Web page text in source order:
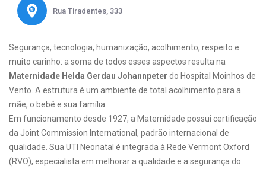
Rua Tiradentes, 333
Segurança, tecnologia, humanização, acolhimento, respeito e
muito carinho: a soma de todos esses aspectos resulta na
Maternidade Helda Gerdau Johannpeter do Hospital Moinhos de
Vento. A estrutura é um ambiente de total acolhimento para a
mãe, o bebê e sua família.
Em funcionamento desde 1927, a Maternidade possui certificação
da Joint Commission International, padrão internacional de
qualidade. Sua UTI Neonatal é integrada à Rede Vermont Oxford
(RVO), especialista em melhorar a qualidade e a segurança do